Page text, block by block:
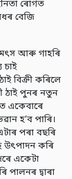
ৰোগত
বেজি
মৎস আৰু গাহৰি
চাই
বিক্ৰী কৰিলে
ঠাই পুনৰ নতুন
একেবাৰে
হ’ব পাৰি।
পৰা বছৰি
উৎপাদন কৰি
একেটা
পালনৰ দ্বাৰা